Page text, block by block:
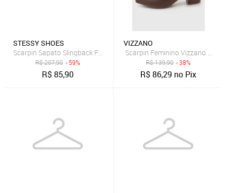
STESSY SHOES
Scarpin Sapato Slingback Feminino Salto Grosso Bico Quadrado Off
R$207,90 - 59%
R$85,90
VIZZANO
Scarpin Feminino Vizzano Bico
R$139,90 - 38%
R$86,29 no Pix